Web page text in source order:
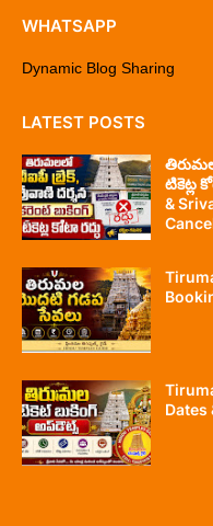
WHATSAPP
Dynamic Blog Sharing
LATEST POSTS
టికెట్ల
&
Dates